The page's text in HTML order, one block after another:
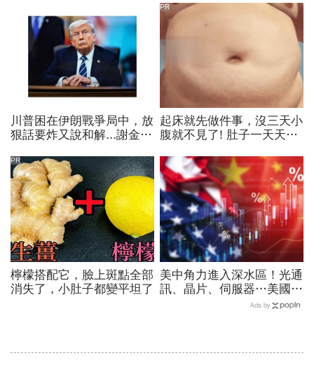
川普困在伊朗戰爭局中，放
狠話要炸又說和解...謝金河
一個國家的未來
起床就先做件事，沒三天小
腹就不見了! 肚子一天天變
PR
檸檬搭配它，臉上斑點全部
消失了，小肚子都變平坦了
PR
美中角力進入深水區！光通
訊、晶片、伺服器…美國制
裁加碼，謝金河示警台灣
Ads by